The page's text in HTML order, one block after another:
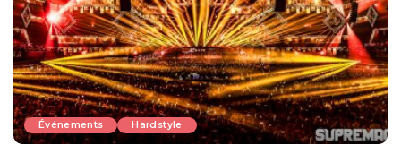
Événements Hardstyle